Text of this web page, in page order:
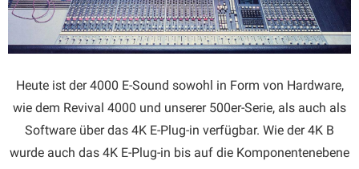
Heute ist der 4000 E-Sound sowohl in Form von Hardware,
wie dem Revival 4000 und unserer 500er-Serie, als auch als
Software über das 4K E-Plug-in verfügbar. Wie der 4K B
wurde auch das 4K E-Plug-in bis auf die Komponentenebene